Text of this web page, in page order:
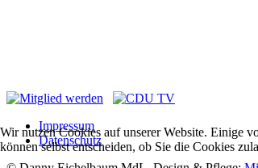
Impressum
Datenschutz
Wir nutzen Cookies auf unserer Website. Einige
können selbst entscheiden, ob Sie die Cookies